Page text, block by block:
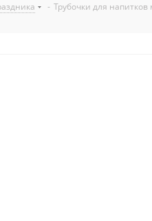
- Трубочки для